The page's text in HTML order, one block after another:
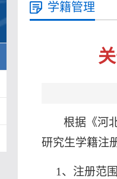
学籍管理
根据《河
研究生学籍注
1 、注册范